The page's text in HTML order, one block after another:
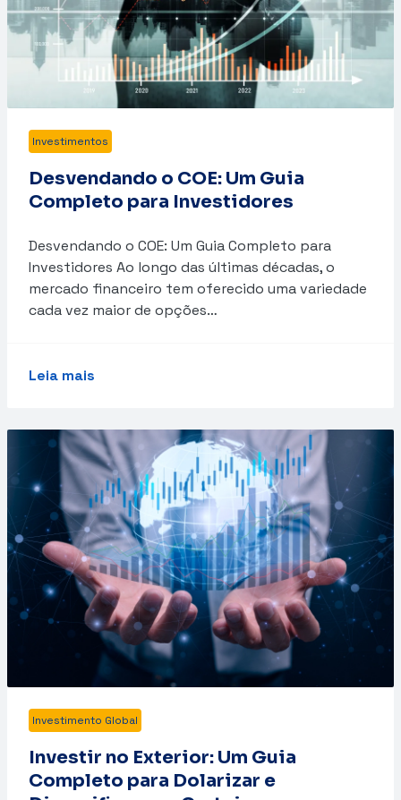
Investimentos
Desvendando o COE: Um Guia
Completo para Investidores
Desvendando o COE: Um Guia Completo para
Investidores Ao longo das últimas décadas, o
mercado financeiro tem oferecido uma variedade
cada vez maior de opções…
Leia mais
Investimento Global
Investir no Exterior: Um Guia
Completo para Dolarizar e